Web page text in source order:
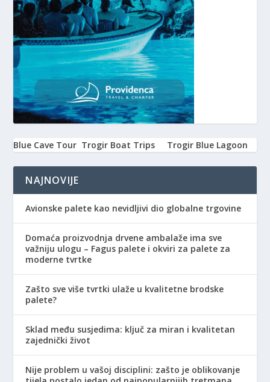
Blue Cave Tour Trogir Boat Trips Trogir Blue Lagoon
NAJNOVIJE
Avionske palete kao nevidljivi dio globalne trgovine
Domaća proizvodnja drvene ambalaže ima sve
važniju ulogu – Fagus palete i okviri za palete za
moderne tvrtke
Zašto sve više tvrtki ulaže u kvalitetne brodske
palete?
Sklad među susjedima: ključ za miran i kvalitetan
zajednički život
Nije problem u vašoj disciplini: zašto je oblikovanje